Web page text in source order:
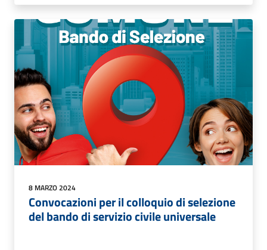
8 MARZO 2024
Convocazioni per il colloquio di selezione
del bando di servizio civile universale